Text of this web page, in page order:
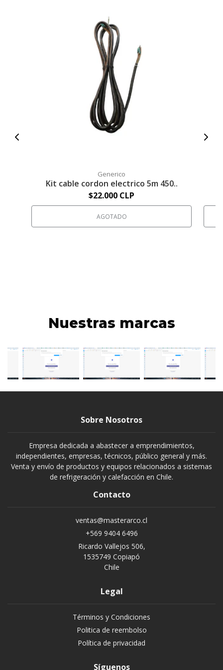
Generico
Kit cable cordon electrico 5m 450..
$22.000 CLP
AGOTADO
Nuestras marcas
Sobre Nosotros
Empresa dedicada a abastecer a emprendimientos,
independientes, empresas, técnicos, público general y más.
Venta y envío de productos y equipos relacionados a sistemas
de refrigeración y calefacción en Chile.
Contacto
ventas@masterarco.cl
+569 9404 6496
Ricardo Vallejos 506,
1535749 Copiapó
Chile
Legal
Términos y Condiciones
Politica de reembolso
Política de privacidad
Síguenos